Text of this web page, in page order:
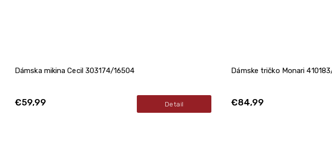
Dámska mikina Cecil 303174/16504
€59,99 Detail
Dámske tričko Monari
€84,99